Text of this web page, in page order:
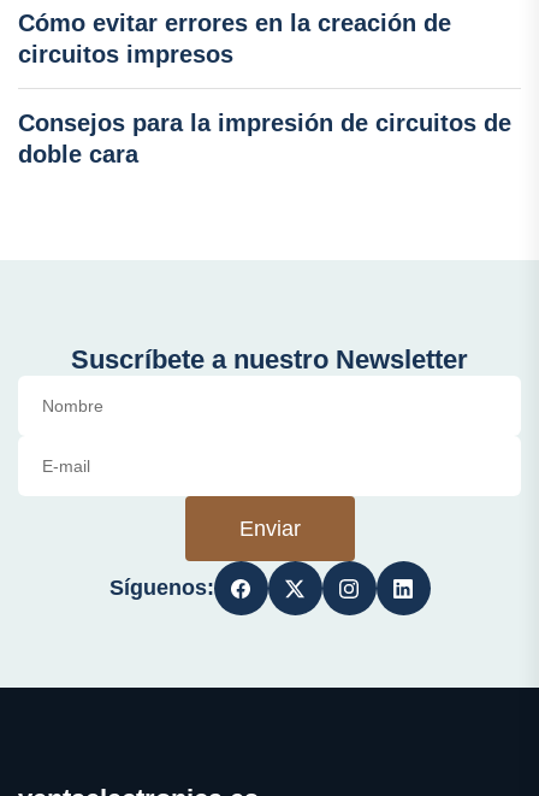
Cómo evitar errores en la creación de
circuitos impresos
Consejos para la impresión de circuitos de
doble cara
Suscríbete a nuestro Newsletter
Enviar
Síguenos: